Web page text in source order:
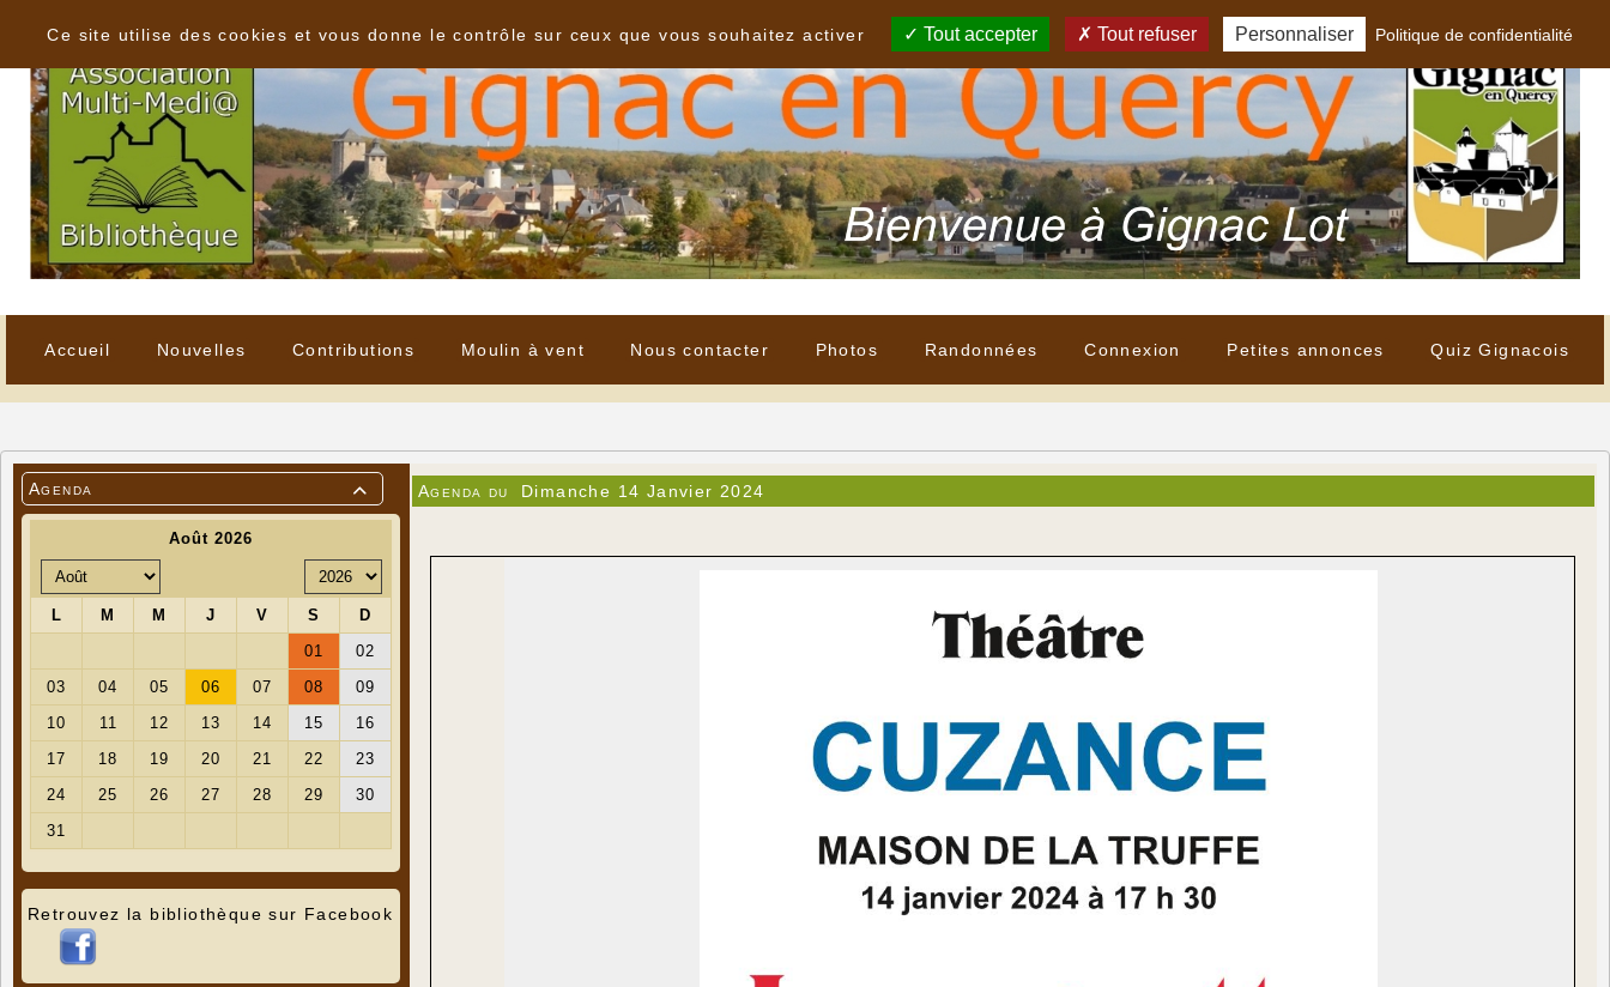
Accueil Nouvelles Contributions Moulin à vent Nous contacter Photos Randonnées Connexion Petites annonces Quiz Gignacois

Agenda
Retrouvez la bibliothèque sur Facebook
Agenda du Dimanche 14 Janvier 2024
Ce site utilise des cookies et vous donne le contrôle sur ceux que vous souhaitez activer
Tout accepter Tout refuser Personnaliser Politique de confidentialité